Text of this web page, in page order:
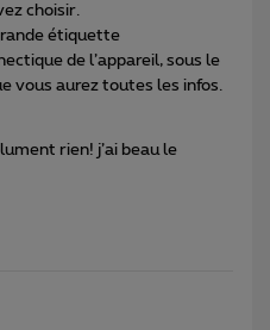
choisir.
étiquette
de l’appareil, sous le
vous aurez toutes les infos.
rien! j’ai beau le